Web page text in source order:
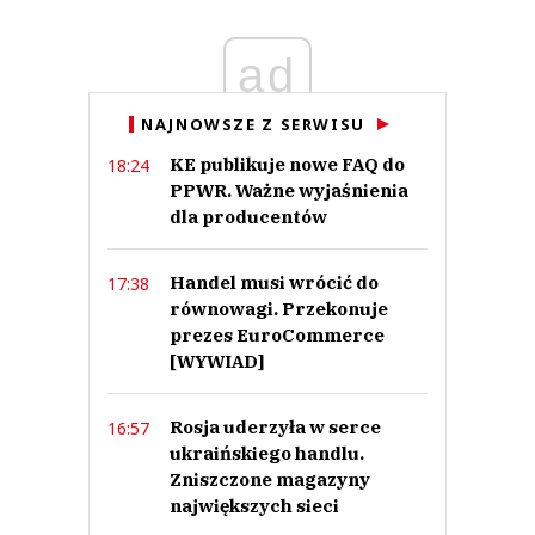
dede
03.04.2023 / 11:22
This comment was minimized by the moderator on the site
jeszcze wiecej makr pisanych na kolanie...
dede
Odpowiedz
0
Paweł stąd
26.01.2023 / 20:47
This comment was minimized by the moderator on the site
koniec
ad
NAJNOWSZE Z SERWISU
18:24
KE publikuje nowe FAQ do
PPWR. Ważne wyjaśnienia
dla producentów
17:38
Handel musi wrócić do
równowagi. Przekonuje
prezes EuroCommerce
[WYWIAD]
16:57
Rosja uderzyła w serce
ukraińskiego handlu.
Zniszczone magazyny
największych sieci